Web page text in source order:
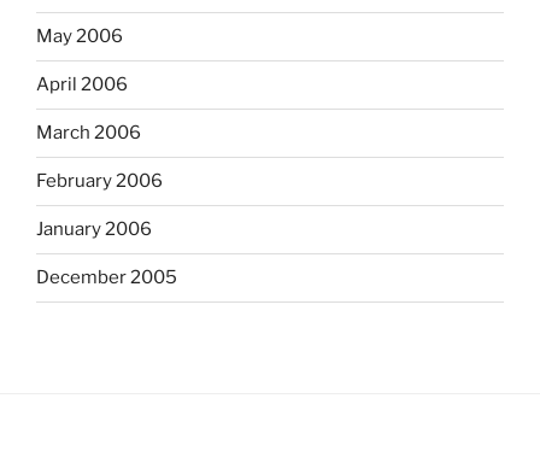
May 2006
April 2006
March 2006
February 2006
January 2006
December 2005